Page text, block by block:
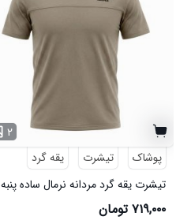
۲
پوشاک
تیشرت
یقه گرد
تیشرت یقه گرد مردانه نرمال ساده پنبه
یک رو کرم Versace مدل 50957
۷۱۹,۰۰۰ تومان